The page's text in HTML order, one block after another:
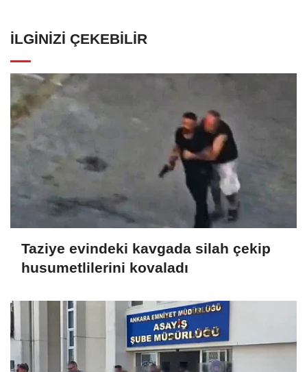
İLGINIZI ÇEKEBILIR
Taziye evindeki kavgada silah çekip
husumetlilerini kovaladı